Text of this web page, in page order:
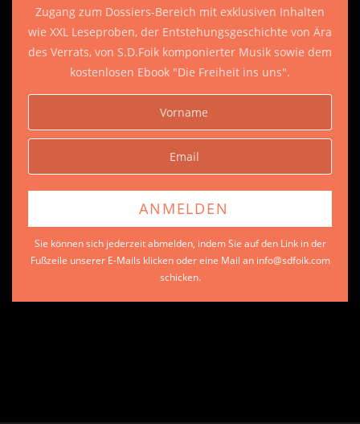
Zugang zum Dossiers-Bereich mit exklusiven Inhalten
wie XXL Leseproben, der Entstehungsgeschichte von Ära
des Verrats, von S.D.Foik komponierter Musik sowie dem
kostenlosen Ebook "Die Freiheit ins uns".
Sie können sich jederzeit abmelden, indem Sie auf den Link in der
Fußzeile unserer E-Mails klicken oder eine Mail an info@sdfoik.com
schicken.